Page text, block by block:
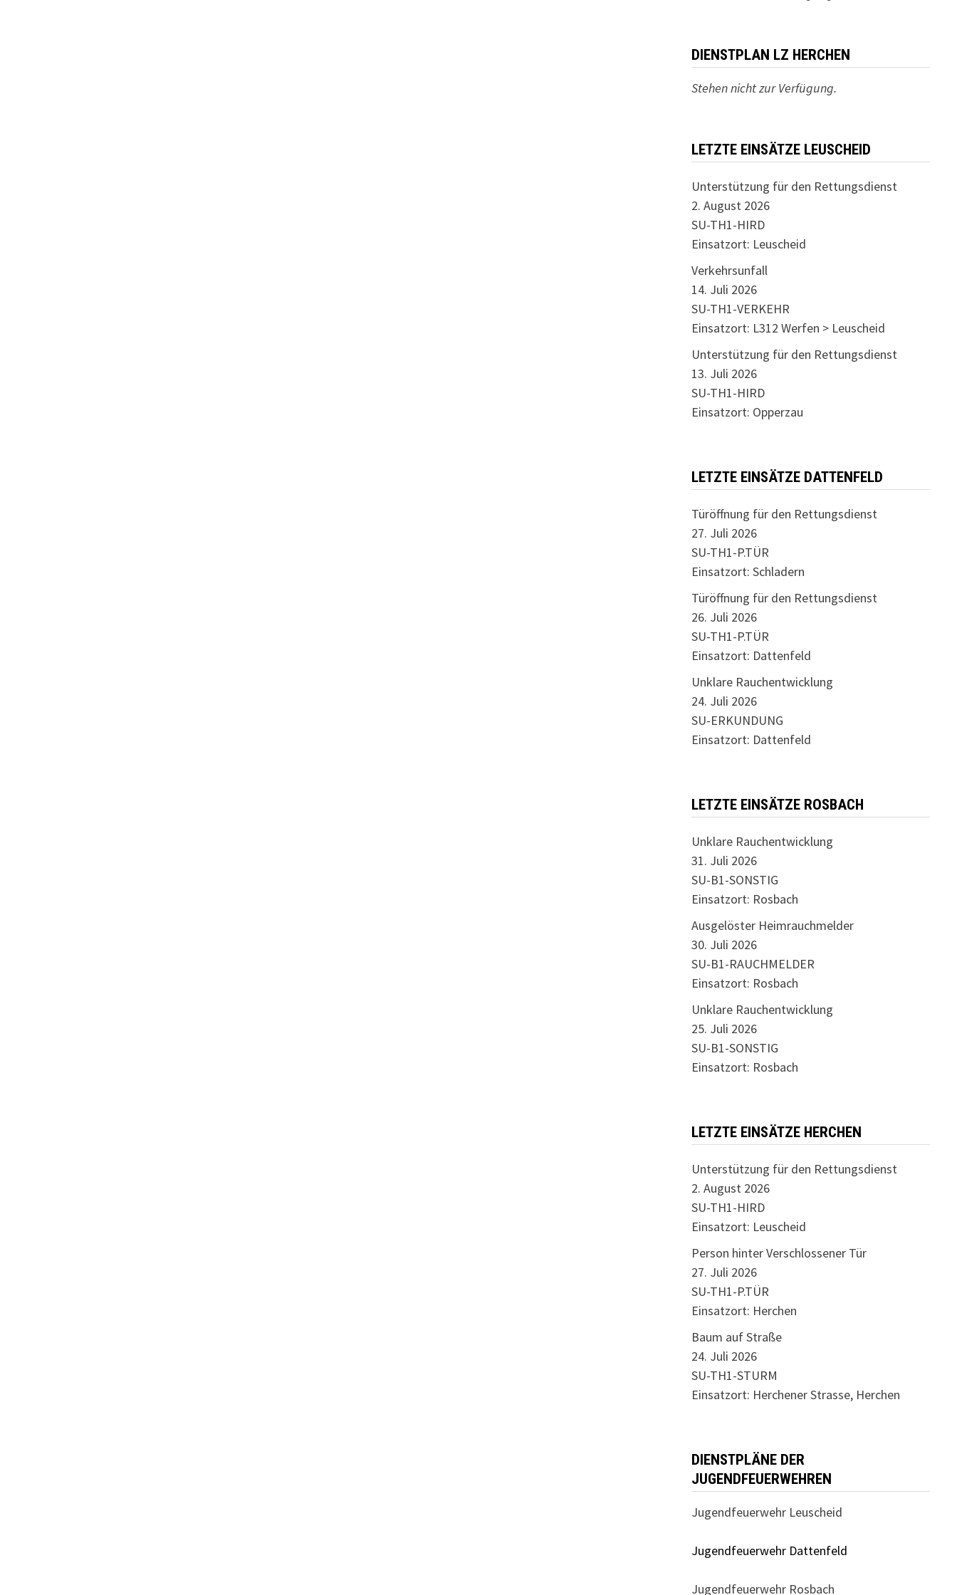
DIENSTPLAN LZ HERCHEN
Stehen nicht zur Verfügung.
LETZTE EINSÄTZE LEUSCHEID
Unterstützung für den Rettungsdienst
2. August 2026
SU-TH1-HIRD
Einsatzort: Leuscheid
Verkehrsunfall
14. Juli 2026
SU-TH1-VERKEHR
Einsatzort: L312 Werfen > Leuscheid
Unterstützung für den Rettungsdienst
13. Juli 2026
SU-TH1-HIRD
Einsatzort: Opperzau
LETZTE EINSÄTZE DATTENFELD
Türöffnung für den Rettungsdienst
27. Juli 2026
SU-TH1-P.TÜR
Einsatzort: Schladern
Türöffnung für den Rettungsdienst
26. Juli 2026
SU-TH1-P.TÜR
Einsatzort: Dattenfeld
Unklare Rauchentwicklung
24. Juli 2026
SU-ERKUNDUNG
Einsatzort: Dattenfeld
LETZTE EINSÄTZE ROSBACH
Unklare Rauchentwicklung
31. Juli 2026
SU-B1-SONSTIG
Einsatzort: Rosbach
Ausgelöster Heimrauchmelder
30. Juli 2026
SU-B1-RAUCHMELDER
Einsatzort: Rosbach
Unklare Rauchentwicklung
25. Juli 2026
SU-B1-SONSTIG
Einsatzort: Rosbach
LETZTE EINSÄTZE HERCHEN
Unterstützung für den Rettungsdienst
2. August 2026
SU-TH1-HIRD
Einsatzort: Leuscheid
Person hinter Verschlossener Tür
27. Juli 2026
SU-TH1-P.TÜR
Einsatzort: Herchen
Baum auf Straße
24. Juli 2026
SU-TH1-STURM
Einsatzort: Herchener Strasse, Herchen
DIENSTPLÄNE DER
JUGENDFEUERWEHREN
Jugendfeuerwehr Leuscheid
Jugendfeuerwehr Dattenfeld
Jugendfeuerwehr Rosbach